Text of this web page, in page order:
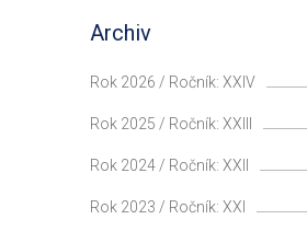
Archiv
Rok 2026 / Ročník: XXIV
Rok 2025 / Ročník: XXIII
Rok 2024 / Ročník: XXII
Rok 2023 / Ročník: XXI